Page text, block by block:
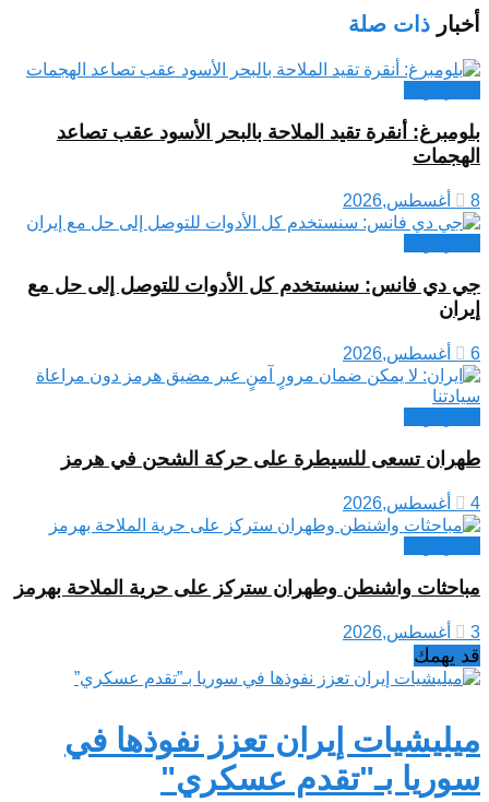
أخبار ذات صلة
بلومبرغ: أنقرة تقيد الملاحة بالبحر الأسود عقب تصاعد
الهجمات
8 أغسطس,2026
جي دي فانس: سنستخدم كل الأدوات للتوصل إلى حل مع
إيران
6 أغسطس,2026
طهران تسعى للسيطرة على حركة الشحن في هرمز
4 أغسطس,2026
مباحثات واشنطن وطهران ستركز على حرية الملاحة بهرمز
3 أغسطس,2026
قد يهمك
ميليشيات إيران تعزز نفوذها في
سوريا بـ"تقدم عسكري"